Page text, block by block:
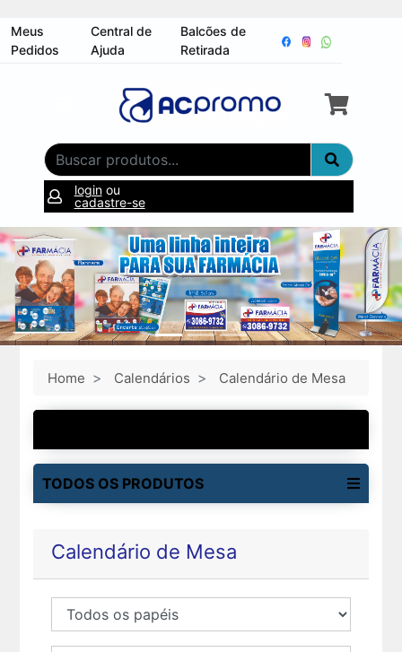
Meus
Pedidos
Central de
Ajuda
Balcões de
Retirada
loginou
cadastre-se
Home Calendários Calendário de Mesa
TODOS OS PRODUTOS
Calendário de Mesa